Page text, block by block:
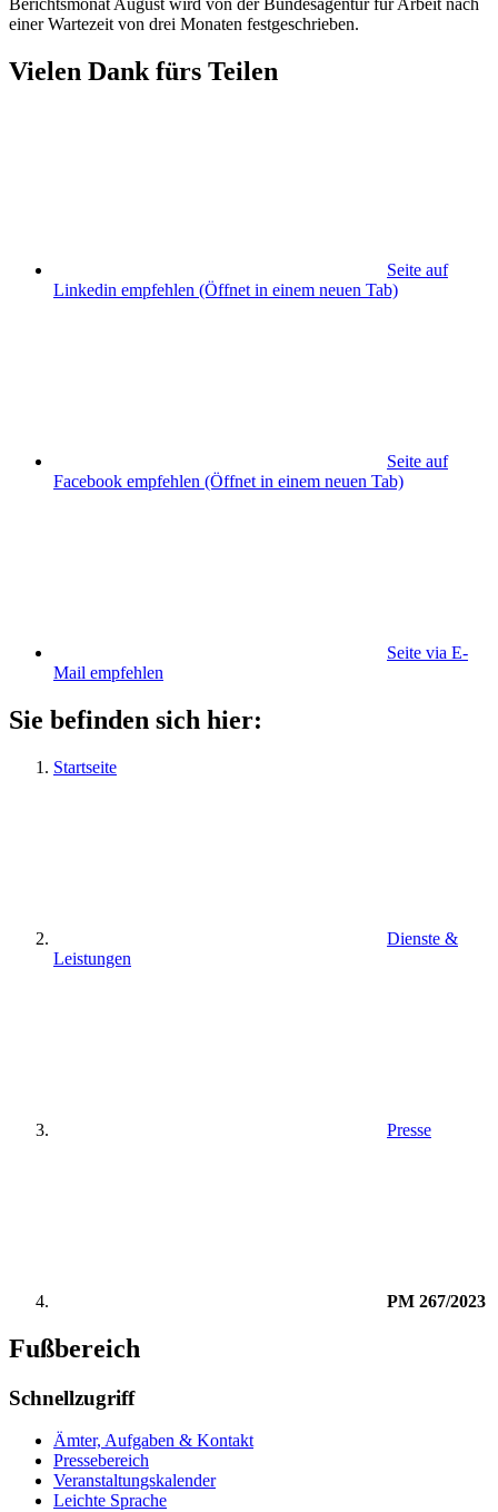
Berichtsmonat August wird von der Bundesagentur für Arbeit nach
einer Wartezeit von drei Monaten festgeschrieben.
Vielen Dank fürs Teilen
Seite auf
Linkedin empfehlen (Öffnet in einem neuen Tab)
Seite auf
Facebook empfehlen (Öffnet in einem neuen Tab)
Seite via E-
Mail empfehlen
Sie befinden sich hier:
Startseite
Dienste &
Leistungen
Presse
PM 267/2023
Fußbereich
Schnellzugriff
Ämter, Aufgaben & Kontakt
Pressebereich
Veranstaltungskalender
Leichte Sprache